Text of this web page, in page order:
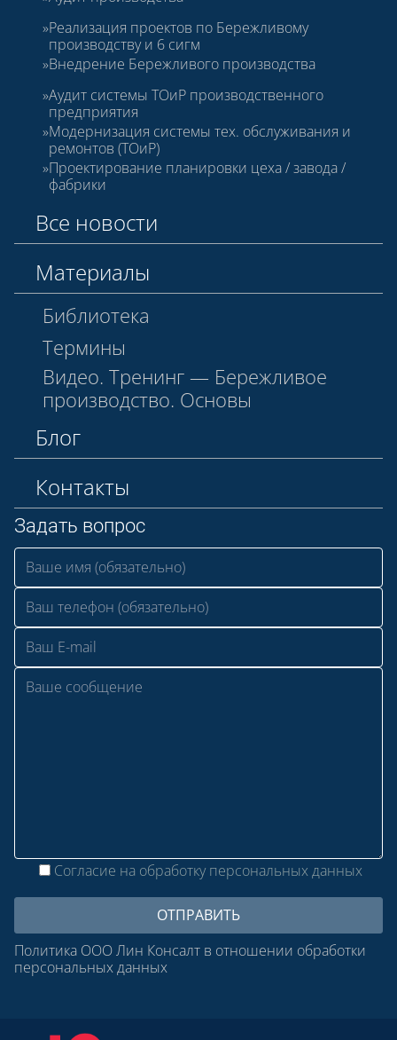
Реализация проектов по Бережливому
производству и 6 сигм
Внедрение Бережливого производства
Аудит системы ТОиР производственного
предприятия
Модернизация системы тех. обслуживания и
ремонтов (ТОиР)
Проектирование планировки цеха / завода /
фабрики
Все новости
Материалы
Библиотека
Термины
Видео. Тренинг — Бережливое
производство. Основы
Блог
Контакты
Задать вопрос
Согласие на обработку персональных данных
Политика ООО Лин Консалт в отношении обработки
персональных данных